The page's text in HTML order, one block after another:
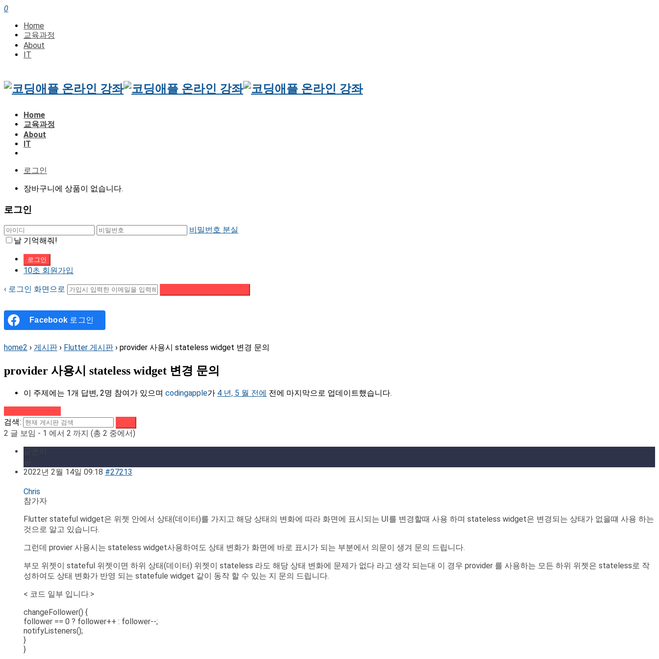
0
Home
교육과정
About
IT
Home
교육과정
About
IT
로그인
장바구니에 상품이 없습니다.
로그인
비밀번호 분실
날 기억해줘!
10초 회원가입
‹ 로그인 화면으로
Facebook 로그인
home2 › 게시판 › Flutter 게시판 › provider 사용시 stateless widget 변경 문의
provider 사용시 stateless widget 변경 문의
이 주제에는 1개 답변, 2명 참여가 있으며 codingapple가 4 년, 5 월 전에 전에 마지막으로 업데이트했습니다.
검색:
2 글 보임 - 1 에서 2 까지 (총 2 중에서)
2022년 2월 14일 09:18 #27213
Chris
참가자
Flutter stateful widget은 위젯 안에서 상태(데이터)를 가지고 해당 상태의 변화에 따라 화면에 표시되는 UI를 변경할때 사용 하며 stateless widget은 변경되는 상태가 없을떄 사용 하는
것으로 알고 있습니다.
그런데 provier 사용시는 stateless widget사용하여도 상태 변화가 화면에 바로 표시가 되는 부분에서 의문이 생겨 문의 드립니다.
부모 위젯이 stateful 위젯이면 하위 상태(데이터) 위젯이 stateless 라도 해당 상태 변화에 문제가 없다 라고 생각 되는대 이 경우 provider 를 사용하는 모든 하위 위젯은 stateless로 작
성하여도 상태 변화가 반영 되는 statefule widget 같이 동작 할 수 있는 지 문의 드립니다.
< 코드 일부 입니다.>
changeFollower() {
follower == 0 ? follower++ : follower--;
notifyListeners();
}
}